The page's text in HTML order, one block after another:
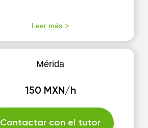
Leer más
Mérida
150 MXN/h
Contactar con el tutor